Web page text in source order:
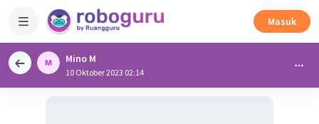
Masuk
Mino M
10 Oktober 2023 02:14